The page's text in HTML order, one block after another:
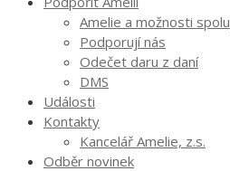
Amelie a možnosti
Podporují nás
Odečet daru z daní
DMS
Události
Kontakty
Kancelář Amelie, z.s.
Odběr novinek